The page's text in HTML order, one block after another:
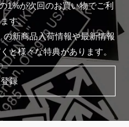
1%が次回のお買い物でご利
す。
新商品入荷情報や最新情報
と様々な特典があります。
録